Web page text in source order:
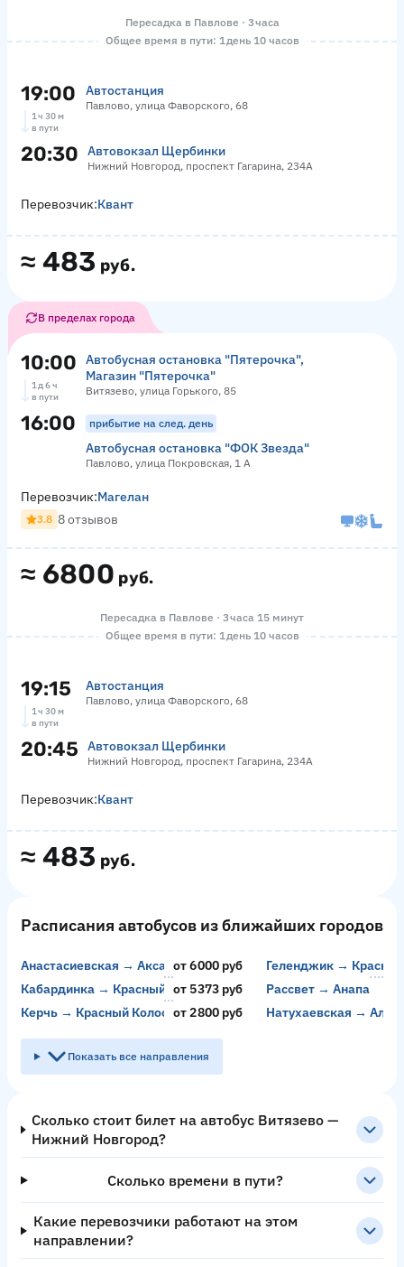
Пересадка в Павлове · 3 часа
Общее время в пути: 1 день 10 часов
19:00 Автостанция
Павлово, улица Фаворского, 68
1 ч 30 м
в пути
20:30 Автовокзал Щербинки
Нижний Новгород, проспект Гагарина, 234А
≈ 483 руб.
Перевозчик:Квант
В пределах города
10:00
Автобусная остановка "Пятерочка",
Магазин "Пятерочка"
Витязево, улица Горького, 85
1 д 6 ч
в пути
16:00 прибытие на след. день
Автобусная остановка "ФОК Звезда"
Павлово, улица Покровская, 1 А
≈ 6800 руб.
Перевозчик:Магелан
3.8 8 отзывов
Пересадка в Павлове · 3 часа 15 минут
Общее время в пути: 1 день 10 часов
19:15 Автостанция
Павлово, улица Фаворского, 68
1 ч 30 м
в пути
20:45 Автовокзал Щербинки
Нижний Новгород, проспект Гагарина, 234А
≈ 483 руб.
Перевозчик:Квант
Расписания автобусов из ближайших городов
Анастасиевская → Аксай от 6000 руб
Геленджик →
Кабардинка → Красный Колосот 5373 руб
Рассвет → Анапа
Керчь → Красный Колос от 2800 руб Натухаевская →
Показать все направления
Сколько стоит билет на автобус Витязево —
Нижний Новгород?
Сколько времени в пути?
Какие перевозчики работают на этом
направлении?